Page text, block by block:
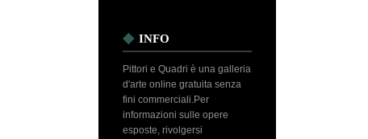
INFO
Pittori e Quadri è una galleria
d'arte online gratuita senza
fini commerciali.Per
informazioni sulle opere
esposte, rivolgersi